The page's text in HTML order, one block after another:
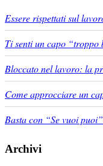
Essere rispettati sul
Ti senti un capo
Bloccato nel lavoro: la
Come approcciare un
Basta con “Se vuoi
Archivi